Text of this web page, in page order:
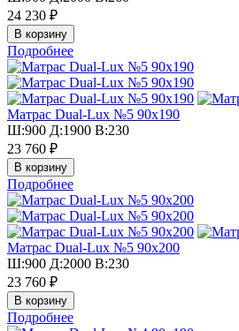
24 230 ₽
Подробнее
Матрас Dual-Lux №5 90х190
Ш:900 Д:1900 В:230
23 760 ₽
Подробнее
Матрас Dual-Lux №5 90х200
Ш:900 Д:2000 В:230
23 760 ₽
Подробнее